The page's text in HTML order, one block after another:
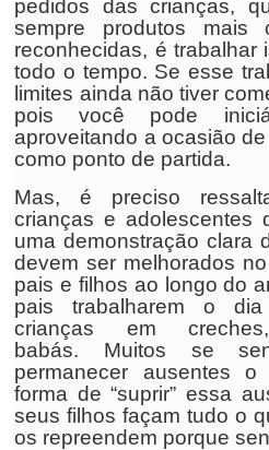
pedidos das crianças,
sempre produtos
reconhecidas, é trabalhar
todo o tempo. Se esse
limites ainda não tiver
pois você pode
aproveitando a ocasião
como ponto de partida.
Mas, é preciso
crianças e adolescentes
uma demonstração clara
devem ser melhorados
pais e filhos ao longo do
pais trabalharem o
crianças em
babás. Muitos se
permanecer ausentes
forma de “suprir” essa
seus filhos façam tudo o
os repreendem porque